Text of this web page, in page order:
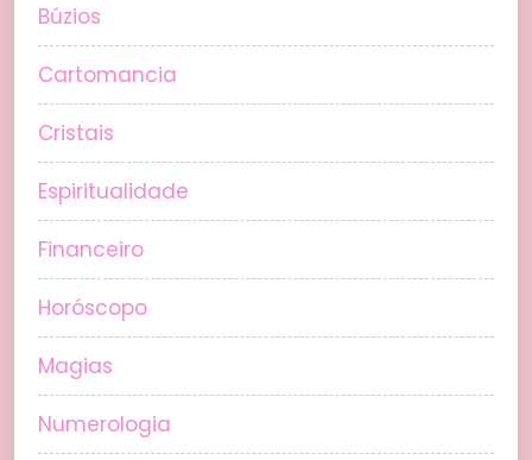
Búzios
Cartomancia
Cristais
Espiritualidade
Financeiro
Horóscopo
Magias
Numerologia